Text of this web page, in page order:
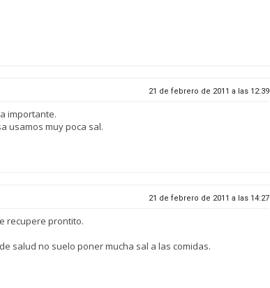
21 de febrero de 2011 a las 12:39
importante.
usamos muy poca sal.
21 de febrero de 2011 a las 14:27
recupere prontito.
salud no suelo poner mucha sal a las comidas.